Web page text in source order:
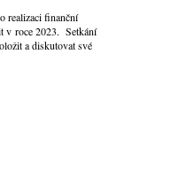
realizaci finanční
v roce 2023. Setkání
a diskutovat své